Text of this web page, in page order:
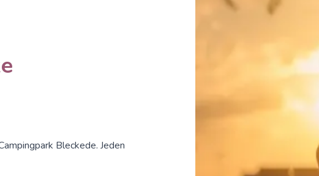
Bleckede. Jeden